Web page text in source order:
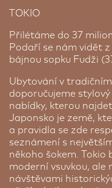
Palau Royal Resort
Palau | 4 noci
Luxusní resort se
se pochlubit
venkovním
centrem.
to touhou vytvořit
elegancí a
luxusním hotelem
japonském stylu.
budov. Mezi
restaurace, bar,
recepce s
služba, směnárna
internet. Všechny
klimatizací,
plochou
vanou,
TOKIO
Přilétáme do 37
Podaří se nám vidět
bájnou sopku Fudži
Ubytování v
doporučujeme
nabídky, kterou
Japonsko je země,
a pravidla se zde
seznámení s
někoho šokem.
moderní vsuvkou, ale
návštěvami